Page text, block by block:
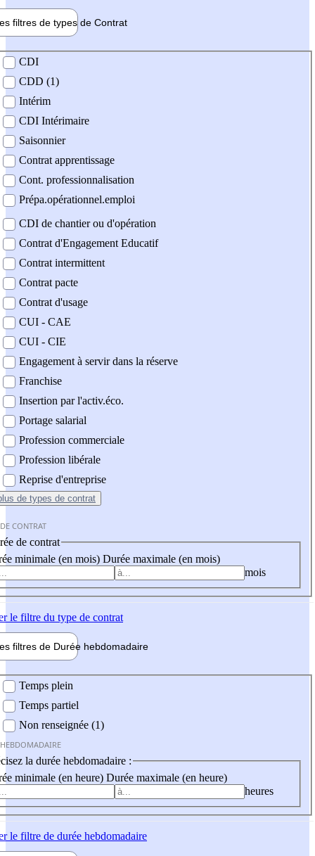
filtres de types de Contrat
contrat
CDI
CDD (1)
Intérim
CDI Intérimaire
Saisonnier
Contrat apprentissage
Cont. professionnalisation
Prépa.opérationnel.emploi
CDI de chantier ou d'opération
Contrat d'Engagement Educatif
Contrat intermittent
Contrat pacte
Contrat d'usage
CUI - CAE
CUI - CIE
Engagement à servir dans la réserve
Franchise
Insertion par l'activ.éco.
Portage salarial
Profession commerciale
Profession libérale
Reprise d'entreprise
de types de contrat
CONTRAT
de contrat
minimale (en mois) Durée maximale (en mois)
mois
le filtre du type de contrat
filtres de Durée hebdomadaire
Temps plein
Temps partiel
Non renseignée (1)
la durée hebdomadaire :
minimale (en heure) Durée maximale (en heure)
heures
le filtre de durée hebdomadaire